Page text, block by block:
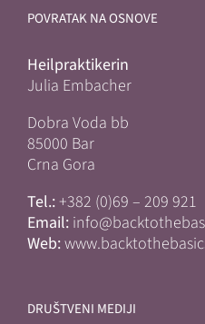
POVRATAK NA OSNOVE
Heilpraktikerin
Julia Embacher
Dobra Voda bb
85000 Bar
Crna Gora
Tel.:+382 (0)69 – 209 921
Email:
Web:
DRUŠTVENI MEDIJI